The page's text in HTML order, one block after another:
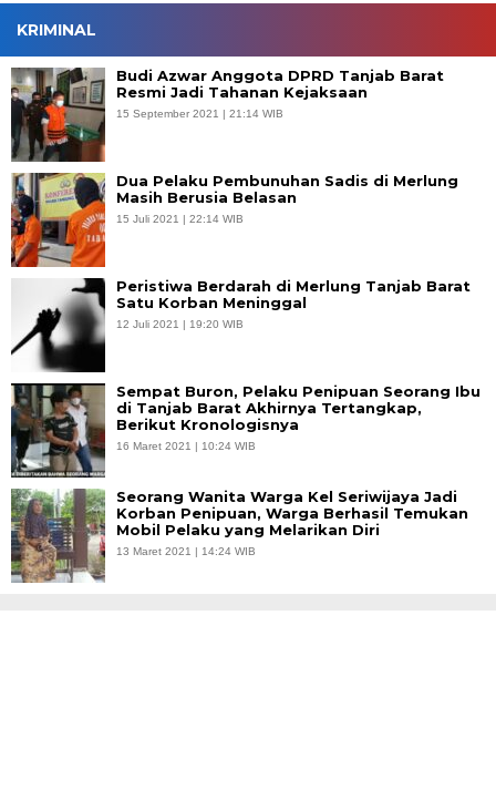
KRIMINAL
Budi Azwar Anggota DPRD Tanjab Barat
Resmi Jadi Tahanan Kejaksaan
15 September 2021 | 21:14 WIB
Dua Pelaku Pembunuhan Sadis di Merlung
Masih Berusia Belasan
15 Juli 2021 | 22:14 WIB
Peristiwa Berdarah di Merlung Tanjab Barat
Satu Korban Meninggal
12 Juli 2021 | 19:20 WIB
Sempat Buron, Pelaku Penipuan Seorang Ibu
di Tanjab Barat Akhirnya Tertangkap,
Berikut Kronologisnya
16 Maret 2021 | 10:24 WIB
Seorang Wanita Warga Kel Seriwijaya Jadi
Korban Penipuan, Warga Berhasil Temukan
Mobil Pelaku yang Melarikan Diri
13 Maret 2021 | 14:24 WIB